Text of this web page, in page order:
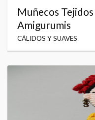
Muñecos
Amigurumis
CÁLIDOS Y SUAVES